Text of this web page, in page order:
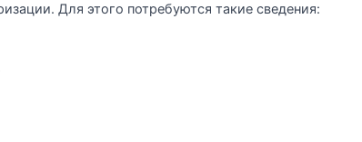
Для этого потребуются такие сведения: